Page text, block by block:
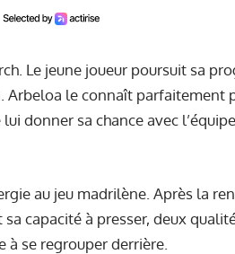
Le jeune joueur poursuit sa
le connaît parfaitement
donner sa chance avec l’équipe
au jeu madrilène. Après la
capacité à presser, deux
à se regrouper derrière.